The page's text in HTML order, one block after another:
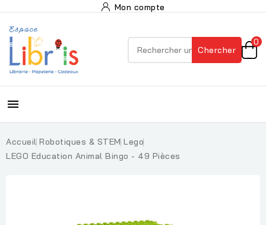
Mon compte
Chercher
0

Accueil Robotiques & STEM Lego
LEGO Education Animal Bingo - 49 Pièces